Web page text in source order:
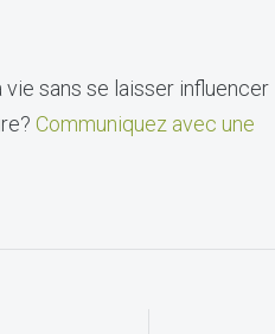
sans se laisser influencer
Communiquez avec une